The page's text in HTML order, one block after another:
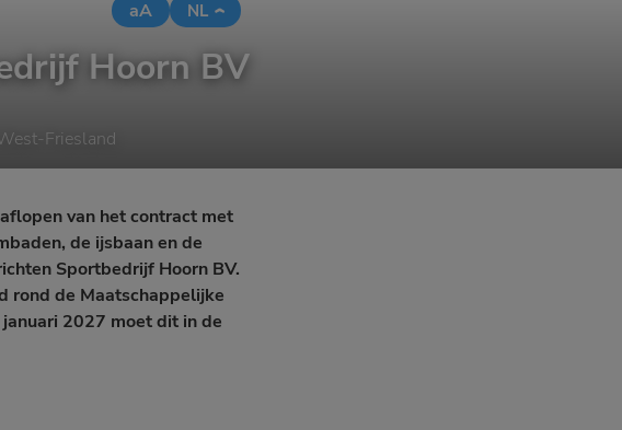
aA NL
Hoorn BV
Friesland
van het contract met
de ijsbaan en de
Sportbedrijf Hoorn BV.
rond de Maatschappelijke
2027 moet dit in de